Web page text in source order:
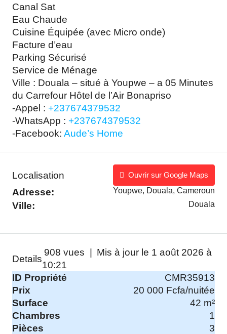
Canal Sat
Eau Chaude
Cuisine Équipée (avec Micro onde)
Facture d’eau
Parking Sécurisé
Service de Ménage
Ville : Douala – situé à Youpwe – a 05 Minutes
du Carrefour Hôtel de l’Air Bonapriso
-Appel : +237674379532
-WhatsApp : +237674379532
-Facebook: Aude’s Home
Localisation Ouvrir sur Google Maps
Adresse: Youpwe, Douala, Cameroun
Ville: Douala
Details
908 vues |
Mis à jour le 1 août 2026 à
10:21
ID Propriété
CMR35913
Prix
20 000 Fcfa/nuitée
Surface
42 m²
Chambres
1
Pièces
3